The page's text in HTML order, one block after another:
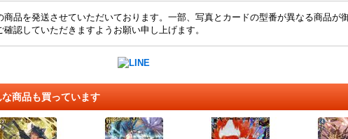
品を発送させていただいております。一部、写真とカードの型番が異なる商品が
認していただきますようお願い申し上げます。
商品も買っています